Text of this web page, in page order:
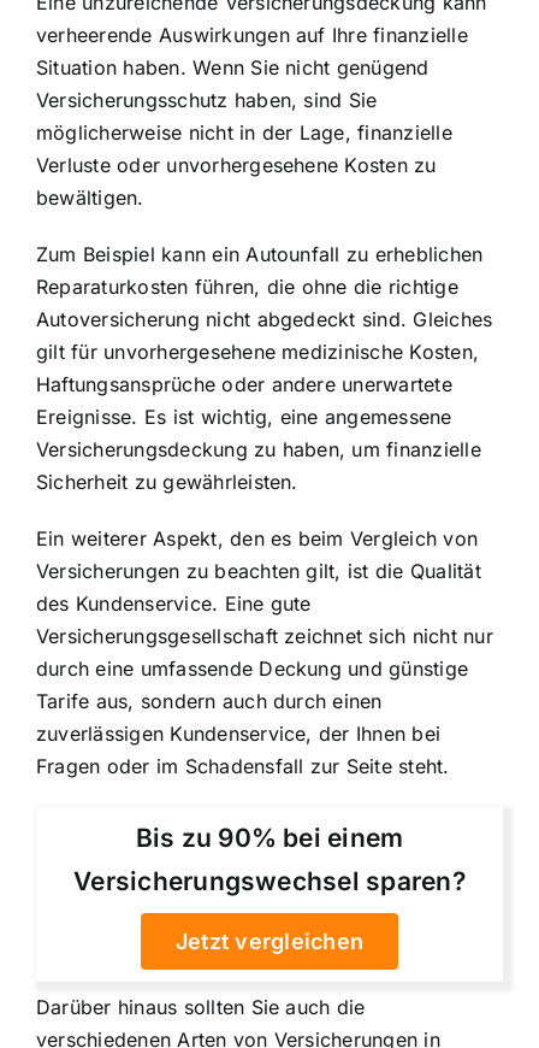
verheerende Auswirkungen auf Ihre finanzielle
Situation haben. Wenn Sie nicht genügend
Versicherungsschutz haben, sind Sie
möglicherweise nicht in der Lage, finanzielle
Verluste oder unvorhergesehene Kosten zu
bewältigen.
Zum Beispiel kann ein Autounfall zu erheblichen
Reparaturkosten führen, die ohne die richtige
Autoversicherung nicht abgedeckt sind. Gleiches
gilt für unvorhergesehene medizinische Kosten,
Haftungsansprüche oder andere unerwartete
Ereignisse. Es ist wichtig, eine angemessene
Versicherungsdeckung zu haben, um finanzielle
Sicherheit zu gewährleisten.
Ein weiterer Aspekt, den es beim Vergleich von
Versicherungen zu beachten gilt, ist die Qualität
des Kundenservice. Eine gute
Versicherungsgesellschaft zeichnet sich nicht nur
durch eine umfassende Deckung und günstige
Tarife aus, sondern auch durch einen
zuverlässigen Kundenservice, der Ihnen bei
Fragen oder im Schadensfall zur Seite steht.
Bis zu 90% bei einem
Versicherungswechsel sparen?
Jetzt vergleichen
Darüber hinaus sollten Sie auch die
verschiedenen Arten von Versicherungen in